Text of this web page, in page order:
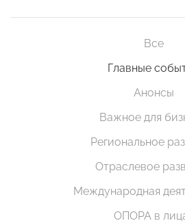
Все
Главные
Анонсы
Важное для
Региональное
Отраслевое
Международная
ОПОРА в